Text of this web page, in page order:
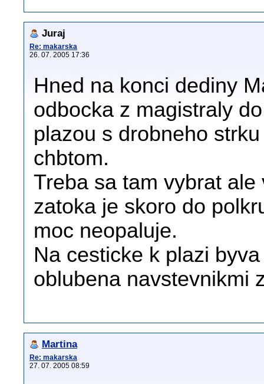
Juraj
Re: makarska
26. 07. 2005 17:36
Hned na konci dediny
odbocka z magistraly
plazou s drobneho
chbtom.
Treba sa tam vybrat
zatoka je skoro do
moc neopaluje.
Na cesticke k plazi
oblubena navstevnikmi
Martina
Re: makarska
27. 07. 2005 08:59